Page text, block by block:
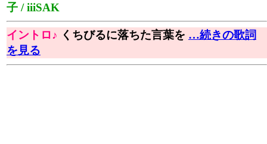
子 / iiiSAK
イントロ♪ くちびるに落ちた言葉を …続きの歌詞
を見る